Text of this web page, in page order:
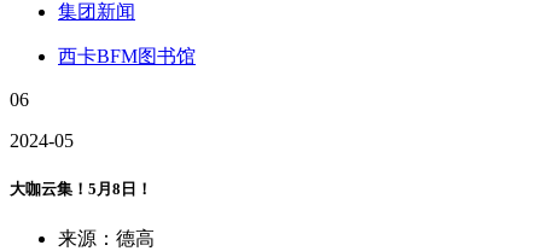
集团新闻
西卡BFM图书馆
06
2024-05
大咖云集！5月8日！
来源：德高